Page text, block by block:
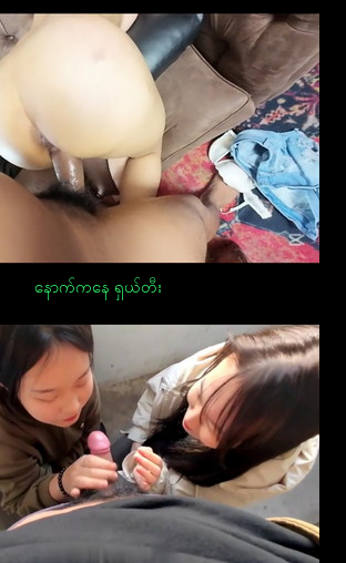
နောက်ကနေ ရှယ်တီး